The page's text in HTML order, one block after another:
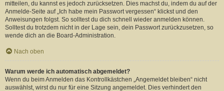
mitteilen, du kannst es jedoch zurücksetzen. Dies machst du, indem du auf der
Anmelde-Seite auf „Ich habe mein Passwort vergessen“ klickst und den
Anweisungen folgst. So solltest du dich schnell wieder anmelden können.
Solltest du trotzdem nicht in der Lage sein, dein Passwort zurückzusetzen, so
wende dich an die Board-Administration.
Nach oben
Warum werde ich automatisch abgemeldet?
Wenn du beim Anmelden das Kontrollkästchen „Angemeldet bleiben“ nicht
auswählst, wirst du nur für eine Sitzung angemeldet. Dies verhindert den